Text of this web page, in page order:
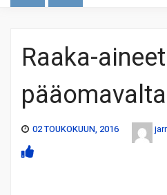
Raaka-
02 TOUKOKUUN, 2016